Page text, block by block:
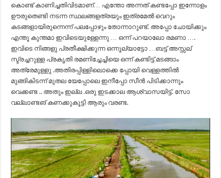
കൊണ്ട് കാണിച്ചതിവിടമാണ്… എന്തോ അന്നത് കണ്ടപ്പോ ഇന്നോളം
ഊരുതെണ്ടി നടന്ന സ്ഥലങ്ങളത്രയും ഇത്രമേൽ വെറും
കടങ്ങളായിരുന്നെന്ന് പലപ്പോഴും തോന്നാറുണ്ട്. അപ്പോ ചോയിക്കും
എന്തൂ കുന്തമാ ഇവിടെയുള്ളേന്നു … ഒന്ന് പറയാലോ രമണാ ….
ഇവിടെ നിങ്ങളു പ്രതീക്ഷിക്കുന്ന ഒന്നൂല്യാട്ടോ …ബട്ട് അസ്സല്
സ്ട്രച്ചറുള്ള പ്രകൃതി രമണിച്ചേച്ചിയെ ഒന്ന് കണ്ടിട്ട് മടങ്ങാം
അത്രേമുള്ളു .അതിരപ്പിള്ളിലൊക്കെ പ്പോയി വെള്ളത്തിൽ
മുങ്ങികിടന്ന് മുതല യേപ്പോലെ ഇനീപ്പോ സീൻ പിടിക്കാന്നും
വെക്കണ്ട .. അതും ഇല്ല .ഒരു ഇടക്കാല ആശ്വാസയിട്ട്. സോ
വല്ലാണ്ടങ് കണക്കുകൂട്ടി ആരും വരണ്ട.